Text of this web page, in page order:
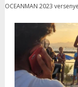
OCEANMAN 2023